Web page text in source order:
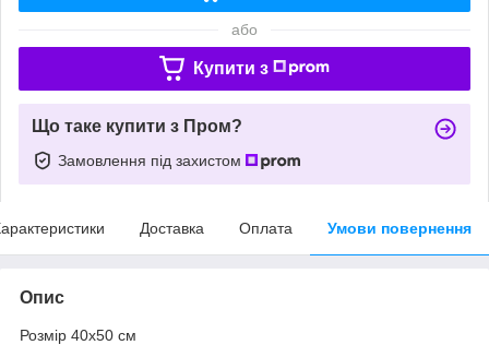
або
Купити з
Що таке купити з Пром?
Замовлення під захистом
Доставка Оплата Умови повернення
Опис
Розмір 40x50 см